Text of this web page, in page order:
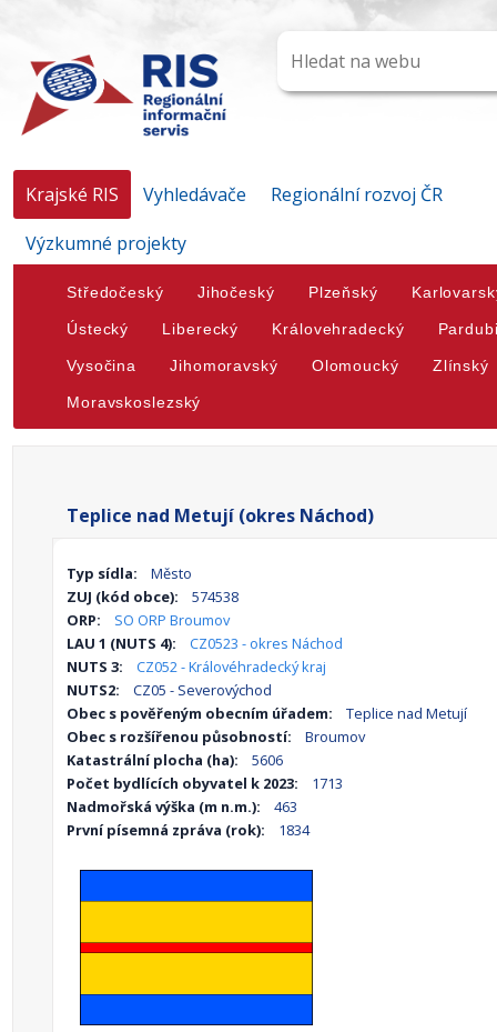
Krajské RIS Vyhledávače
Regionální rozvoj ČR
Výzkumné projekty
Středočeský Jihočeský Plzeňský
Ústecký Liberecký Královehradecký
Vysočina Jihomoravský Olomoucký Zlínský
Moravskoslezský
Teplice nad Metují (okres Náchod)
Typ sídla:
Město
ZUJ (kód obce):
574538
ORP:
SO ORP Broumov
LAU 1 (NUTS 4):
CZ0523 - okres Náchod
NUTS 3:
CZ052 - Královéhradecký kraj
NUTS2:
CZ05 - Severovýchod
Obec s pověřeným obecním úřadem:
Teplice nad Metují
Obec s rozšířenou působností:
Broumov
Katastrální plocha (ha):
5606
Počet bydlících obyvatel k 2023:
1713
Nadmořská výška (m n.m.):
463
První písemná zpráva (rok):
1834